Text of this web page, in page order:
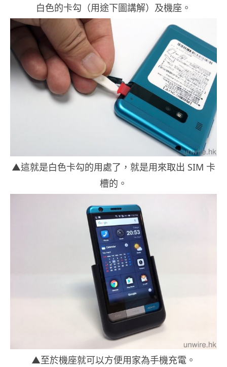
白色的卡勾（用途下圖講解）及機座。
▲這就是白色卡勾的用處了，就是用來取出 SIM 卡
槽的。
▲至於機座就可以方便用家為手機充電。